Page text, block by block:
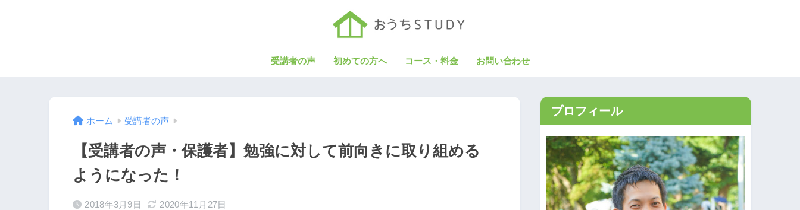
受講者の声 初めての方へ コース・料金 お問い合わせ
ホーム 受講者の声
【受講者の声・保護者】勉強に対して前向きに取り組める
ようになった！
2018年3月9日 2020年11月27日
プロフィール